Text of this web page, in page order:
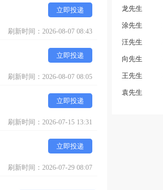
立即投递
刷新时间：2026-08-07 08:43
立即投递
刷新时间：2026-08-07 08:05
立即投递
刷新时间：2026-07-15 13:31
立即投递
刷新时间：2026-07-29 08:07
龙先生
涂先生
汪先生
向先生
王先生
袁先生